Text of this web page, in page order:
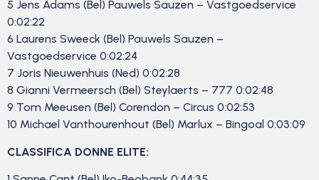
5 Jens Adams (Bel) Pauwels Sauzen – Vastgoedservice
0:02:22
6 Laurens Sweeck (Bel) Pauwels Sauzen –
Vastgoedservice 0:02:24
7 Joris Nieuwenhuis (Ned) 0:02:28
8 Gianni Vermeersch (Bel) Steylaerts – 777 0:02:48
9 Tom Meeusen (Bel) Corendon – Circus 0:02:53
10 Michael Vanthourenhout (Bel) Marlux – Bingoal 0:03:09
CLASSIFICA DONNE ELITE: